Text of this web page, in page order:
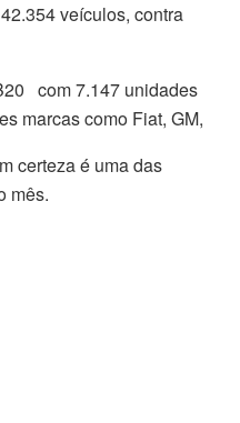
veículos, contra
com 7.147 unidades
marcas como Fiat, GM,
certeza é uma das
mês.